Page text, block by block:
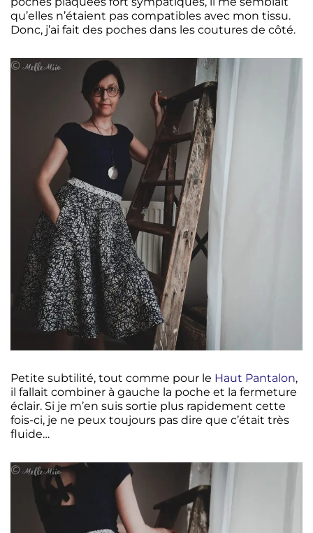
qu’elles n’étaient pas compatibles avec mon tissu.
Donc, j’ai fait des poches dans les coutures de côté.
Petite subtilité, tout comme pour le Haut Pantalon,
il fallait combiner à gauche la poche et la fermeture
éclair. Si je m’en suis sortie plus rapidement cette
fois-ci, je ne peux toujours pas dire que c’était très
fluide…